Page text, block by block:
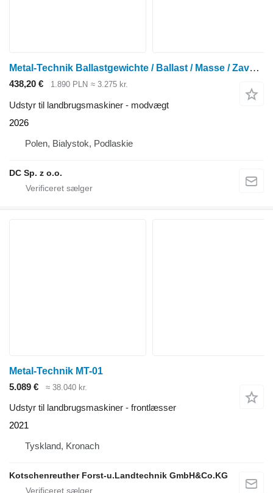
Metal-Technik Ballastgewichte / Ballast / Masse / Zavorra / Obciążnik 800 kg
438,20 € 1.890 PLN ≈ 3.275 kr.
Udstyr til landbrugsmaskiner - modvægt
2026
Polen, Bialystok, Podlaskie
DC Sp. z o.o.
Metal-Technik MT-01
5.089 €
≈ 38.040 kr.
Udstyr til landbrugsmaskiner - frontlæsser
2021
Tyskland, Kronach
Kotschenreuther Forst-u.Landtechnik GmbH&Co.KG